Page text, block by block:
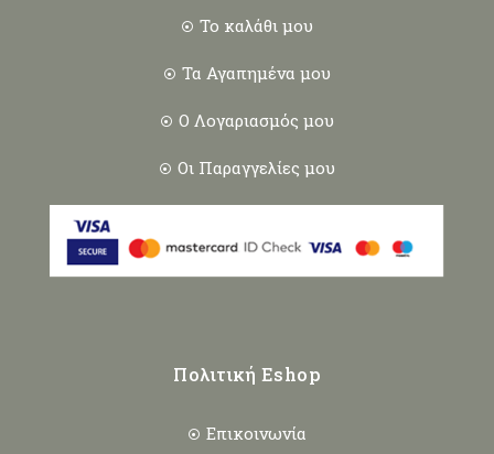
Το καλάθι μου
Τα Αγαπημένα μου
Ο Λογαριασμός μου
Οι Παραγγελίες μου
Πολιτική Eshop
Επικοινωνία